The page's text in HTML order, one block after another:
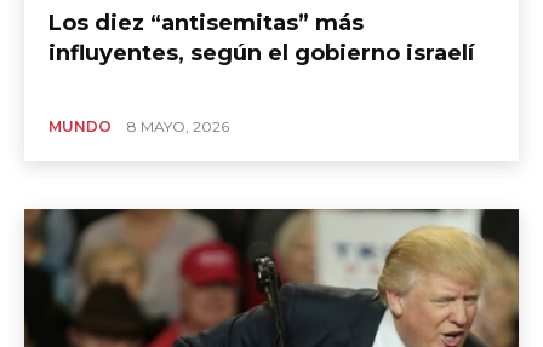
Los diez “antisemitas” más
influyentes, según el gobierno israelí
MUNDO 8 MAYO, 2026